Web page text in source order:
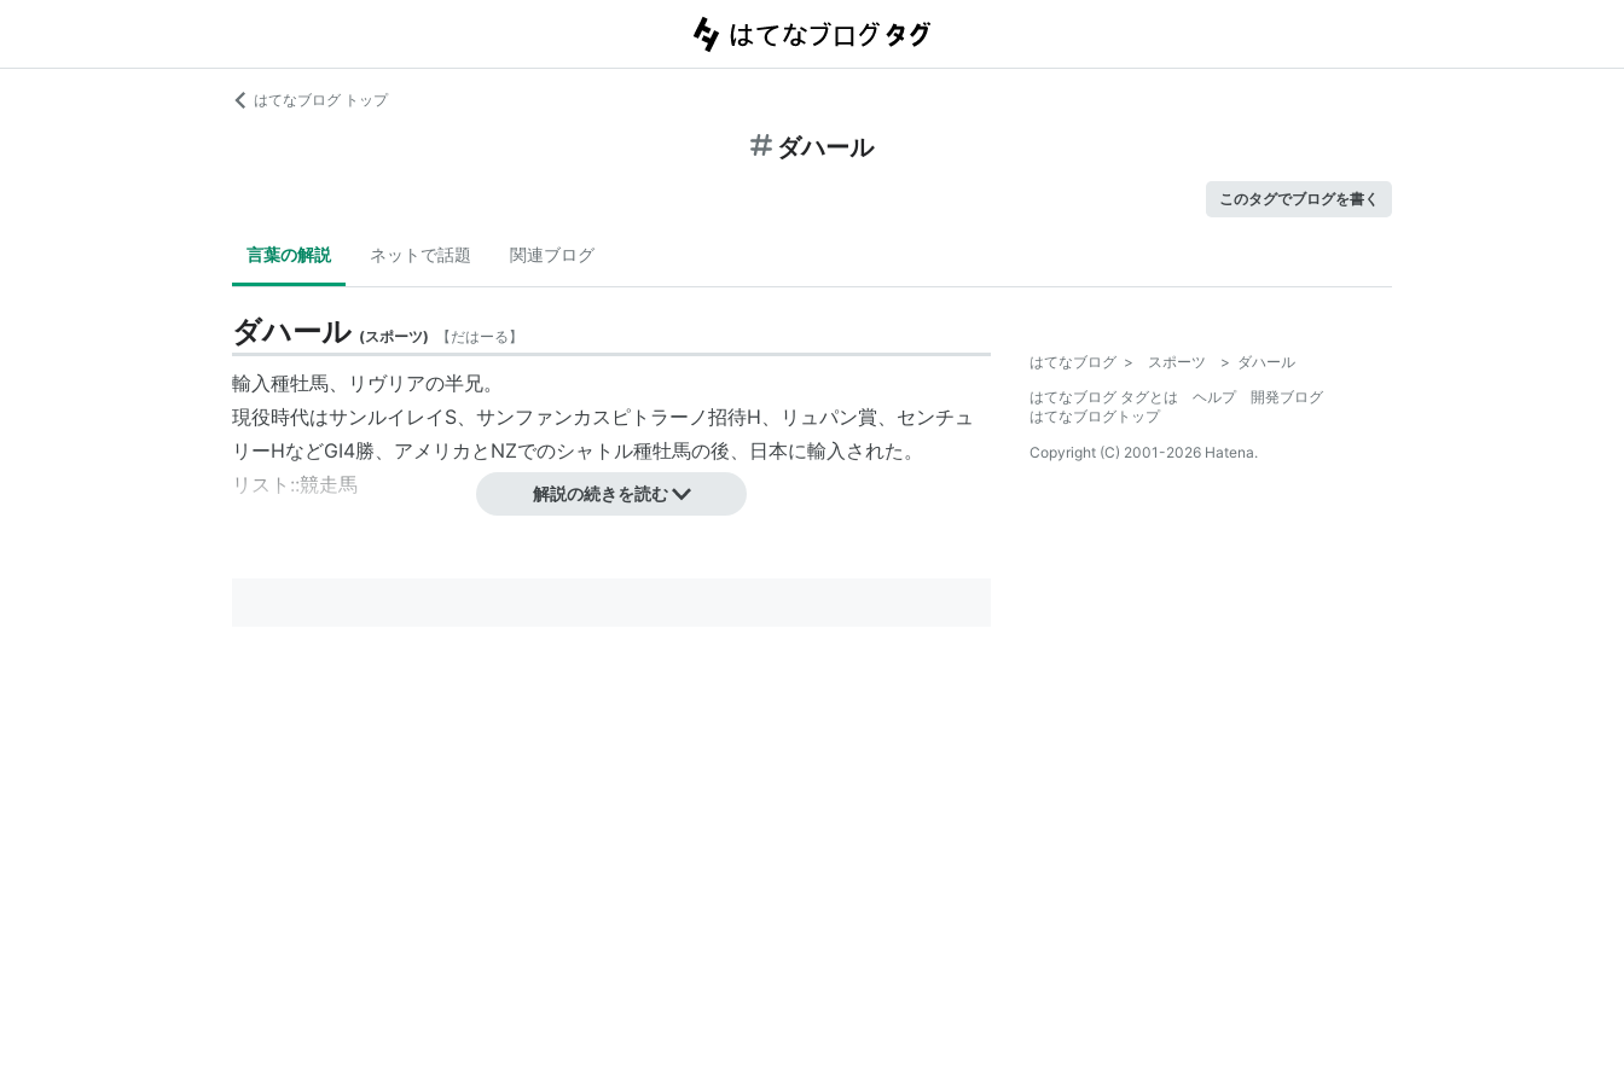
はてなブログ トップ
ダハール
このタグでブログを書く
言葉の解説 ネットで話題 関連ブログ
ダハール (スポーツ) 【だはーる】
輸入種牡馬、リヴリアの半兄。
現役時代はサンルイレイS、サンファンカスピトラーノ招待H、リュパン賞、センチュ
リーHなどGI4勝、アメリカとNZでのシャトル種牡馬の後、日本に輸入された。
リスト::競走馬
解説の続きを読む
はてなブログ > スポーツ > ダハール
はてなブログ タグとは
ヘルプ
開発ブログ
はてなブログトップ
Copyright (C) 2001-2026 Hatena.